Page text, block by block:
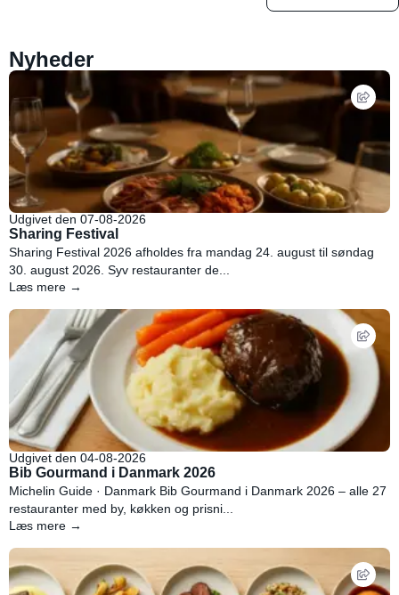
Nyheder
Udgivet den 07-08-2026
Sharing Festival
Sharing Festival 2026 afholdes fra mandag 24. august til søndag
30. august 2026. Syv restauranter de...
Læs mere →
Udgivet den 04-08-2026
Bib Gourmand i Danmark 2026
Michelin Guide · Danmark Bib Gourmand i Danmark 2026 – alle 27
restauranter med by, køkken og prisni...
Læs mere →